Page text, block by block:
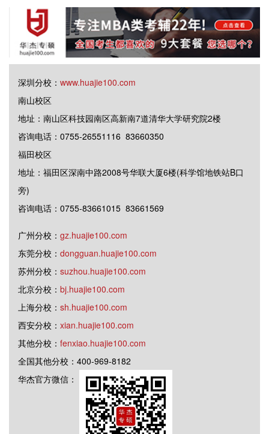
深圳分校： www.huajie100.com
南山校区
地址：南山区科技园南区高新南7道清华大学研究院2楼
咨询电话：0755-26551116 83660350
福田校区
地址：福田区深南中路2008号华联大厦6楼(科学馆地铁站B口
旁)
咨询电话：0755-83661015 83661569
广州分校： gz.huajie100.com
东莞分校： dongguan.huajie100.com
苏州分校： suzhou.huajie100.com
北京分校： bj.huajie100.com
上海分校： sh.huajie100.com
西安分校： xian.huajie100.com
其他分校： fenxiao.huajie100.com
全国其他分校：400-969-8182
华杰官方微信：